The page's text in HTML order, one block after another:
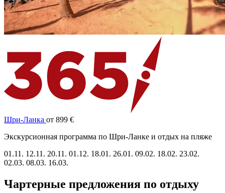
Шри-Ланка от 899 €
Экскурсионная программа по Шри-Ланке и отдых на пляже
01.11. 12.11. 20.11. 01.12. 18.01. 26.01. 09.02. 18.02. 23.02.
02.03. 08.03. 16.03.
Чартерные предложения по отдыху